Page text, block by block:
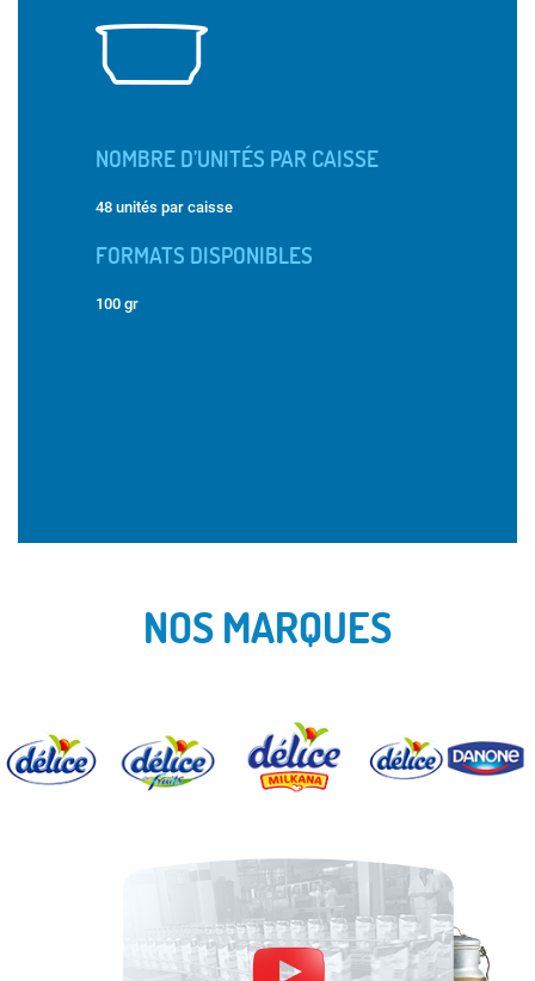
NOMBRE D’UNITÉS PAR CAISSE
48 unités par caisse
FORMATS DISPONIBLES
100 gr
NOS MARQUES